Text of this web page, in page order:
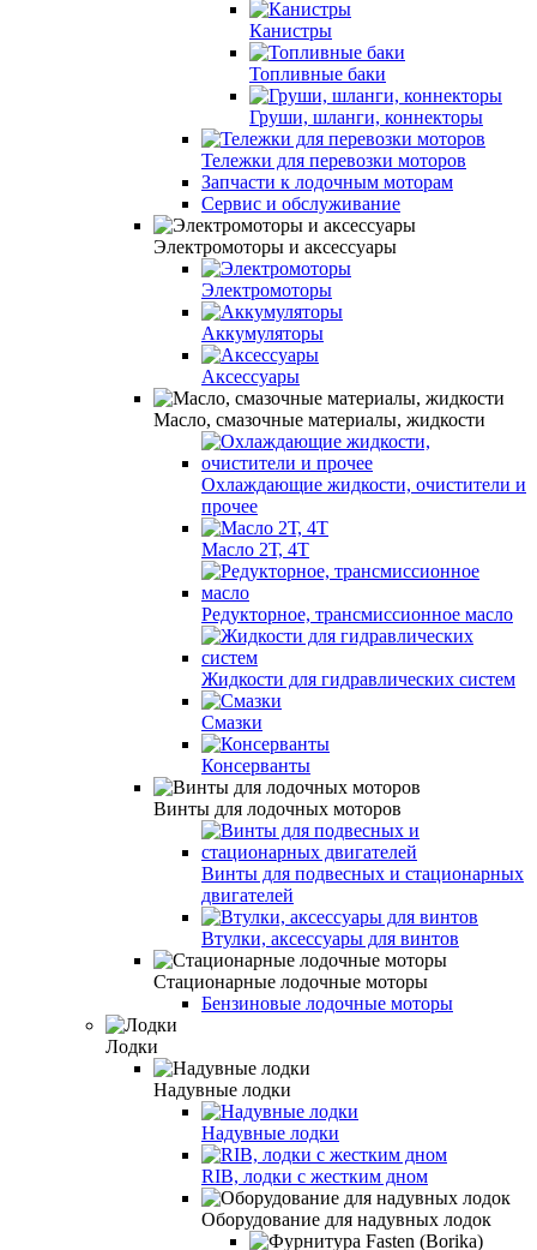
Канистры
Топливные баки
Груши, шланги, коннекторы
Тележки для перевозки моторов
Запчасти к лодочным моторам
Сервис и обслуживание
Электромоторы и аксессуары
Электромоторы
Аккумуляторы
Аксессуары
Масло, смазочные материалы, жидкости
Охлаждающие жидкости, очистители и
прочее
Масло 2Т, 4Т
Редукторное, трансмиссионное масло
Жидкости для гидравлических систем
Смазки
Консерванты
Винты для лодочных моторов
Винты для подвесных и стационарных
двигателей
Втулки, аксессуары для винтов
Стационарные лодочные моторы
Бензиновые лодочные моторы
Лодки
Надувные лодки
Надувные лодки
RIB, лодки с жестким дном
Оборудование для надувных лодок